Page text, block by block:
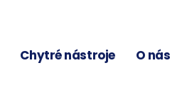
Chytré nástroje O nás